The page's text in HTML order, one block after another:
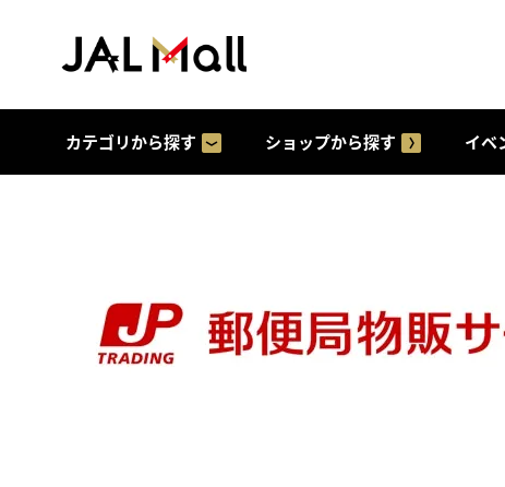
カテゴリから探す ショップから探す イベ